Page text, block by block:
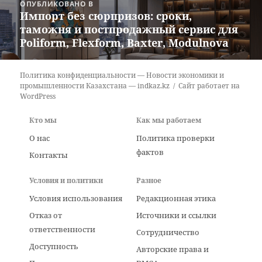
по
записям
ОПУБЛИКОВАНО В
Импорт без сюрпризов: сроки,
таможня и постпродажный сервис для
Poliform, Flexform, Baxter, Modulnova
Политика конфиденциальности — Новости экономики и
промышленности Казахстана — indkaz.kz
Сайт работает на
WordPress
Кто мы
О нас
Контакты
Как мы работаем
Политика проверки
фактов
Условия и политики
Условия использования
Отказ от
ответственности
Доступность
Разное
Редакционная этика
Источники и ссылки
Сотрудничество
Авторские права и